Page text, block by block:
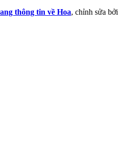
thông tin về Hoa, chỉnh sửa bởi